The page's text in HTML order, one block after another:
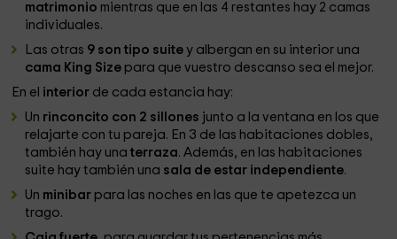
matrimonio mientras que en las 4 restantes hay 2 camas
individuales.
Las otras 9 son tipo suite y albergan en su interior una
cama King Size para que vuestro descanso sea el mejor.
En el interior de cada estancia hay:
Un rinconcito con 2 sillones junto a la ventana en los que
relajarte con tu pareja. En 3 de las habitaciones dobles,
también hay unaterraza. Además, en las habitaciones
suite hay también una sala de estar independiente.
Un minibar para las noches en las que te apetezca un
trago.